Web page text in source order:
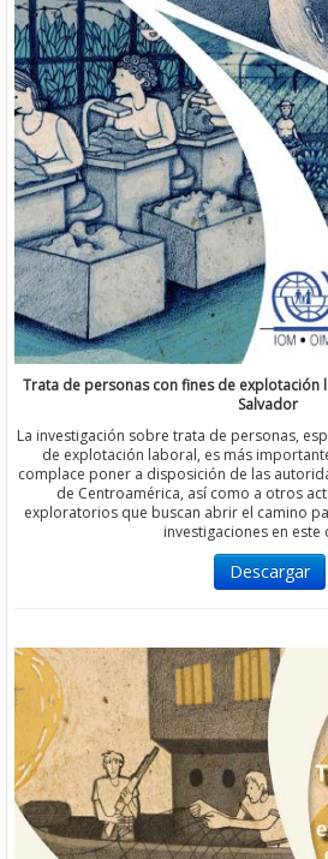
Trata de personas con fines de explotación
Salvador
La investigación sobre trata de personas,
de explotación laboral, es más
complace poner a disposición de las
de Centroamérica, así como a otros
exploratorios que buscan abrir el camino
investigaciones en este
Descargar